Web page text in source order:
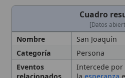
Persona
relacionados
Intercede por
esperanzaen
Dios
Fecha
26 de julio
Iconografía
Hombre mayor